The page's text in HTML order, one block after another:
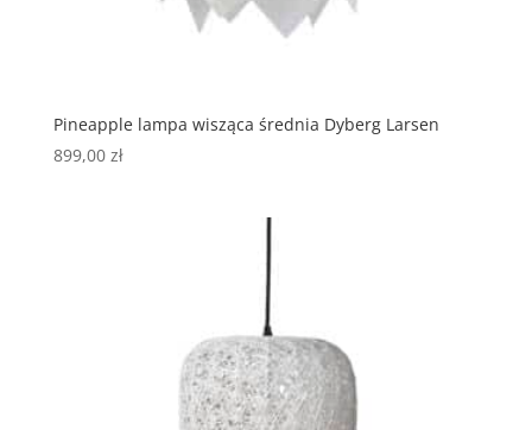
Pineapple lampa wisząca średnia Dyberg Larsen
899,00 zł